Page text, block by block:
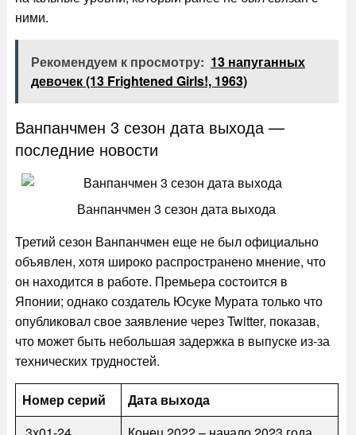
ними.
Рекомендуем к просмотру: 13 напуганных
девочек (13 Frightened Girls!, 1963)
Ванпанчмен 3 сезон дата выхода —
последние новости
Ванпанчмен 3 сезон дата выхода
Третий сезон Ванпанчмен еще не был официально
объявлен, хотя широко распространено мнение, что
он находится в работе. Премьера состоится в
Японии; однако создатель Юсуке Мурата только что
опубликовал свое заявление через Twitter, показав,
что может быть небольшая задержка в выпуске из-за
технических трудностей.
Номер серий
Дата выхода